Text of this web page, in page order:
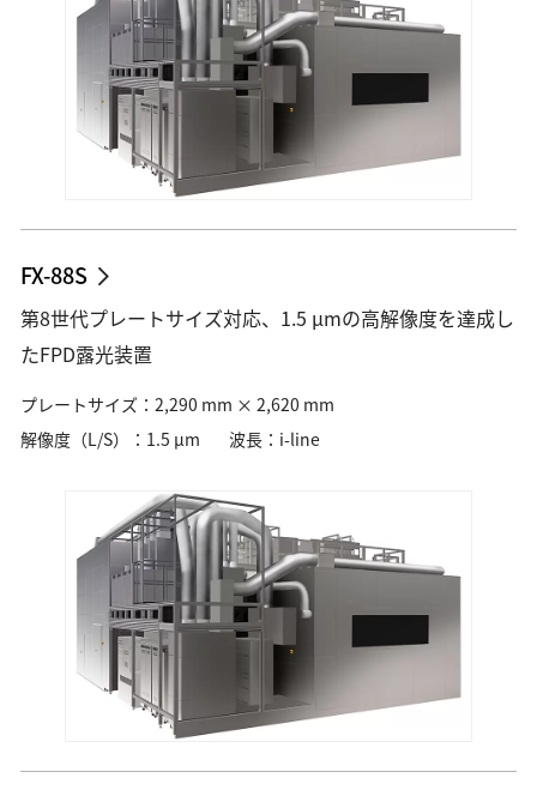
FX-88S
第8世代プレートサイズ対応、1.5 µmの高解像度を達成し
たFPD露光装置
プレートサイズ：2,290 mm × 2,620 mm
解像度（L/S）：1.5 µm
波長：i-line